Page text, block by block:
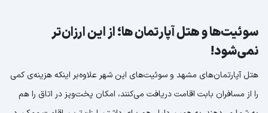
سوئیت‌ها و هتل آپارتمان ها؛ از این ارزان‌تر
نمی‌شود!
هتل آپارتمان‌های مشهد و سوئیت‌های این شهر علاوه‌بر اینکه هزینه‌ی کمی
را از مسافران بابت اقامت دریافت می‌کنند، امکان پخت‌وپز در اتاق را هم